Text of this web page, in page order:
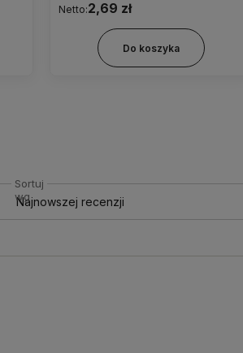
Netto:2,69 zł
Do koszyka
Sortuj
wg